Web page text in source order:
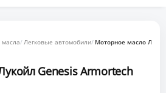
Легковые автомобили Моторное масло
Genesis Armortech